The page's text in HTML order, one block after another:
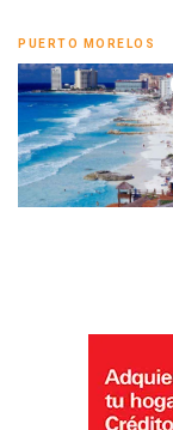
PUERTO MORELOS